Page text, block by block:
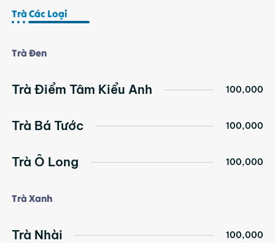
Nhảy
tới
dung
Trà Các Loại
Trà Đen
Trà Điểm Tâm Kiểu Anh 100,000
Trà Bá Tước 100,000
Trà Ô Long 100,000
Trà Xanh
Trà Nhài 100,000